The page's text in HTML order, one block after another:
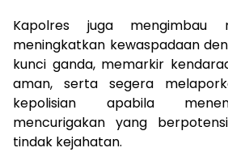
Kapolres juga mengimbau
meningkatkan kewaspadaan
kunci ganda, memarkir
aman, serta segera
kepolisian apabila
mencurigakan yang
tindak kejahatan.